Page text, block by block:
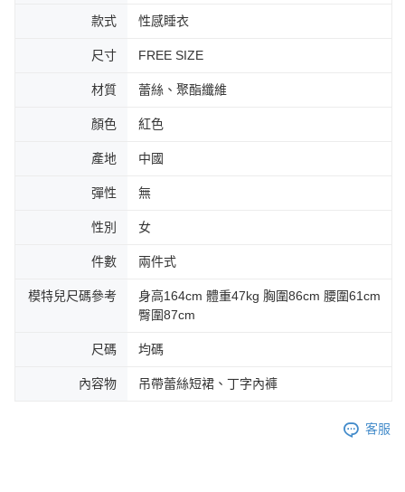
款式 性感睡衣
尺寸 FREE SIZE
材質 蕾絲、聚酯纖維
顏色 紅色
產地 中國
彈性 無
性別 女
件數 兩件式
模特兒尺碼參考
身高164cm 體重47kg 胸圍86cm 腰圍61cm
臀圍87cm
尺碼 均碼
內容物 吊帶蕾絲短裙、丁字內褲
客服